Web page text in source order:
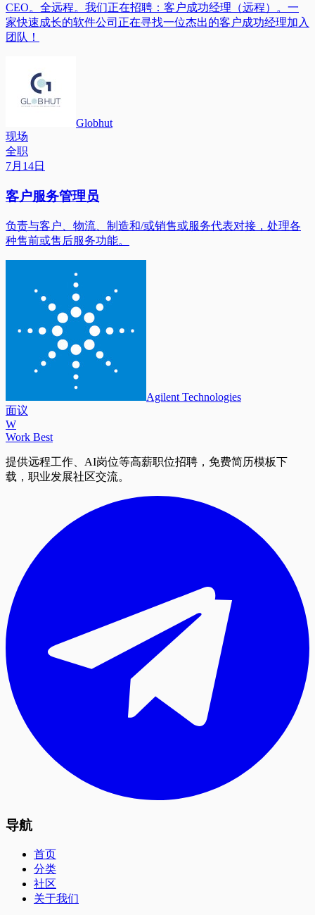
CEO。全远程。我们正在招聘：客户成功经理（远程）。一
家快速成长的软件公司正在寻找一位杰出的客户成功经理加入
团队！
Globhut
现场
全职
7月14日
客户服务管理员
负责与客户、物流、制造和/或销售或服务代表对接，处理各
种售前或售后服务功能。
Agilent Technologies
面议
W
Work Best
提供远程工作、AI岗位等高薪职位招聘，免费简历模板下
载，职业发展社区交流。
导航
首页
分类
社区
关于我们